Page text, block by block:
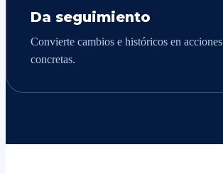
Da seguimiento
Convierte cambios e históricos en acciones
concretas.